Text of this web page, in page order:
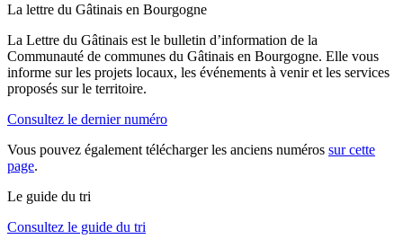
La lettre du Gâtinais en Bourgogne
La Lettre du Gâtinais est le bulletin d’information de la
Communauté de communes du Gâtinais en Bourgogne. Elle vous
informe sur les projets locaux, les événements à venir et les services
proposés sur le territoire.
Consultez le dernier numéro
Vous pouvez également télécharger les anciens numéros sur cette
page.
Le guide du tri
Consultez le guide du tri